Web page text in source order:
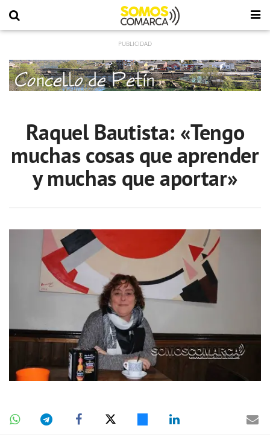
Raquel Bautista: «Tengo
muchas cosas que aprender
y muchas que aportar»